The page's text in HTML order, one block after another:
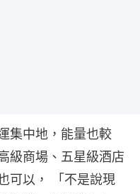
集中地，能量也較
級商場、五星級酒店
可以， 「不是說現